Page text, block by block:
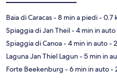
Baia di Caracas- 8 min a piedi- 0.7
Spiaggia di Jan Theil- 4 min in auto
Spiaggia di Canoa- 4 min in auto-
Laguna Jan Thiel Lagun- 5 min in
Forte Beekenburg - 6 min in auto-